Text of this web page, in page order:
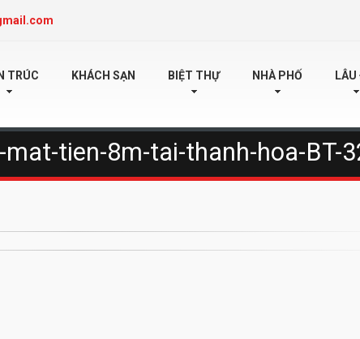
TRÚC KHÁCH SẠN BIỆT THỰ NHÀ PHỐ LÂU
tien-8m-tai-thanh-hoa-BT-